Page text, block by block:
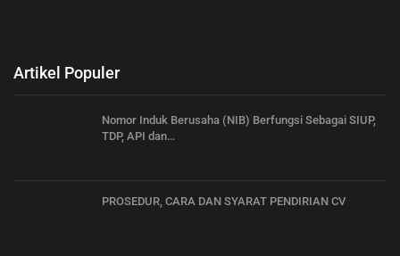
Artikel Populer
Nomor Induk Berusaha (NIB) Berfungsi Sebagai SIUP,
TDP, API dan…
PROSEDUR, CARA DAN SYARAT PENDIRIAN CV